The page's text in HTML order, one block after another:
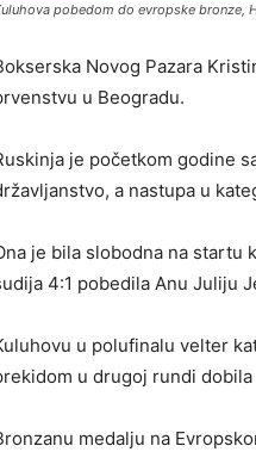
pobedom do evropske bronze,
Novog Pazara
u Beogradu.
je početkom godine
a nastupa u
je bila slobodna na startu
4:1 pobedila Anu Juliju
u polufinalu velter
u drugoj rundi
medalju na